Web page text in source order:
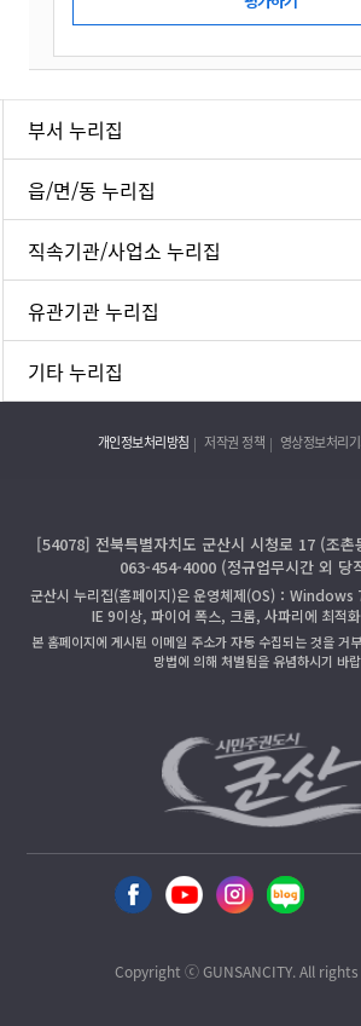
부서 누리집
읍/면/동 누리집
직속기관/사업소 누리집
유관기관 누리집
기타 누리집
개인정보처리방침 저작권 정책 영상정보처리
[54078] 전북특별자치도 군산시 시청로 17 (조촌
063-454-4000 (정규업무시간 외 당
군산시 누리집(홈페이지)은 운영체제(OS)：Windows
IE 9이상, 파이어 폭스, 크롬, 사파리에 최적
본 홈페이지에 게시된 이메일 주소가 자동 수집되는 것을 거
망법에 의해 처벌됨을 유념하시기 바
Copyright ⓒ GUNSANCITY. All